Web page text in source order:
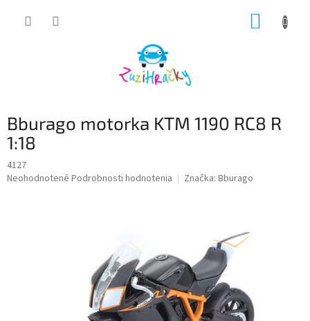
Bburago motorka KTM 1190 RC8 R
1:18
4127
Priemerné
Neohodnotené Podrobnosti hodnotenia Značka: Bburago